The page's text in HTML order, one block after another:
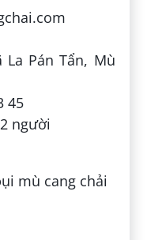
Pán Tẩn, Mù
45
người